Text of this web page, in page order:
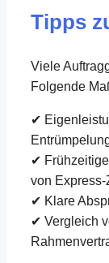
Tipps
Viele
Folgende
✔
✔
von
✔ Klare
✔ Vergleich